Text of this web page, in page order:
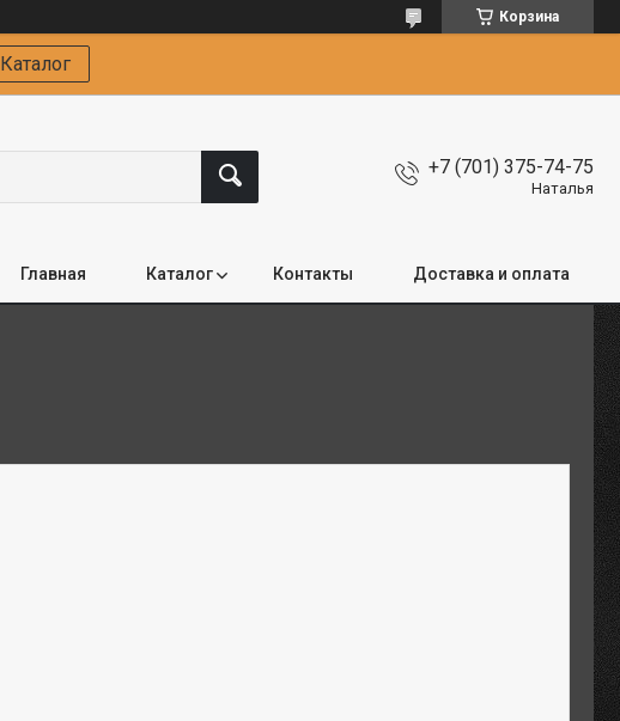
Корзина
Каталог
+7 (701) 375-74-75
Наталья
Главная Каталог Контакты Доставка и оплата